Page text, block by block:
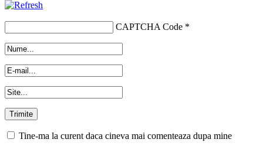
CAPTCHA Code *
Tine-ma la curent daca cineva mai comenteaza dupa mine